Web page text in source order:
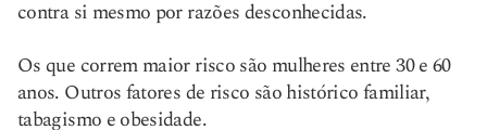
contra si mesmo por razões desconhecidas.
Os que correm maior risco são mulheres entre 30 e 60
anos. Outros fatores de risco são histórico familiar,
tabagismo e obesidade.